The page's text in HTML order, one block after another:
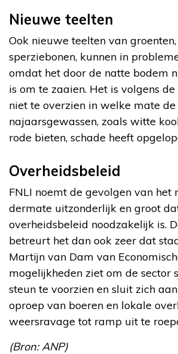
Nieuwe teelten
Ook nieuwe teelten van
sperziebonen, kunnen in
omdat het door de natte bodem
is om te zaaien. Het is volgens
niet te overzien in welke mate
najaarsgewassen, zoals witte
rode bieten, schade heeft
Overheidsbeleid
FNLI noemt de gevolgen van het
dermate uitzonderlijk en groot
overheidsbeleid noodzakelijk is.
betreurt het dan ook zeer dat
Martijn van Dam van
mogelijkheden ziet om de sector
steun te voorzien en sluit zich
oproep van boeren en lokale
weersravage tot ramp uit te
(Bron: ANP)